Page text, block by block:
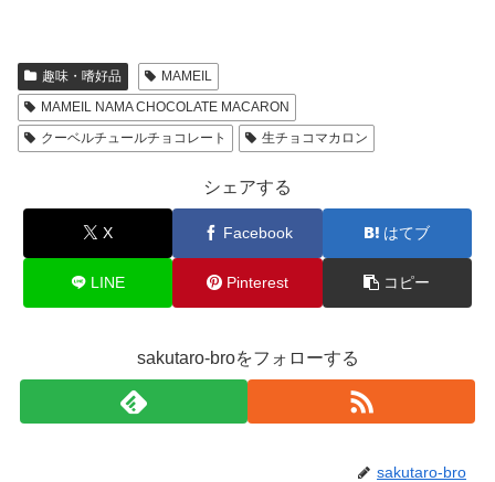
趣味・嗜好品
MAMEIL
MAMEIL NAMA CHOCOLATE MACARON
クーベルチュールチョコレート
生チョコマカロン
シェアする
X Facebook はてブ
LINE Pinterest コピー
sakutaro-broをフォローする
sakutaro-bro